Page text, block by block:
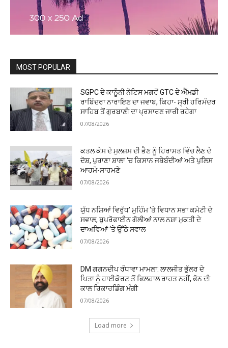
MOST POPULAR
SGPC ਦੇ ਕਾਨੂੰਨੀ ਨੋਟਿਸ ਮਗਰੋਂ GTC ਦੇ ਐੱਮਡੀ
ਰਾਬਿੰਦਰਾ ਨਾਰਾਇਣ ਦਾ ਜਵਾਬ, ਕਿਹਾ- ਸ੍ਰੀ ਹਰਿਮੰਦਰ
ਸਾਹਿਬ ਤੋਂ ਗੁਰਬਾਣੀ ਦਾ ਪ੍ਰਸਾਰਣ ਜਾਰੀ ਰਹੇਗਾ
07/08/2026
ਕਤਲ ਕੇਸ ਦੇ ਮੁਲਜ਼ਮ ਦੀ ਭੈਣ ਨੂੰ ਹਿਰਾਸਤ ਵਿੱਚ ਲੈਣ ਦੇ
ਦੋਸ਼, ਪੁਰਾਣਾ ਸ਼ਾਲਾ ‘ਚ ਕਿਸਾਨ ਜਥੇਬੰਦੀਆਂ ਅਤੇ ਪੁਲਿਸ
ਆਹਮੋ-ਸਾਹਮਣੇ
07/08/2026
ਯੁੱਧ ਨਸ਼ਿਆਂ ਵਿਰੁੱਧ’ ਮੁਹਿੰਮ ‘ਤੇ ਵਿਧਾਨ ਸਭਾ ਕਮੇਟੀ ਦੇ
ਸਵਾਲ, ਬੁਪਰੋਫਾਈਨ ਗੋਲੀਆਂ ਨਾਲ ਨਸ਼ਾ ਮੁਕਤੀ ਦੇ
ਦਾਅਵਿਆਂ ‘ਤੇ ਉੱਠੇ ਸਵਾਲ
07/08/2026
DM ਗਗਨਦੀਪ ਰੰਧਾਵਾ ਮਾਮਲਾ: ਲਾਲਜੀਤ ਭੁੱਲਰ ਦੇ
ਪਿਤਾ ਨੂੰ ਹਾਈਕੋਰਟ ਤੋਂ ਫਿਲਹਾਲ ਰਾਹਤ ਨਹੀਂ, ਫੋਨ ਦੀ
ਕਾਲ ਰਿਕਾਰਡਿੰਗ ਮੰਗੀ
07/08/2026
Load more